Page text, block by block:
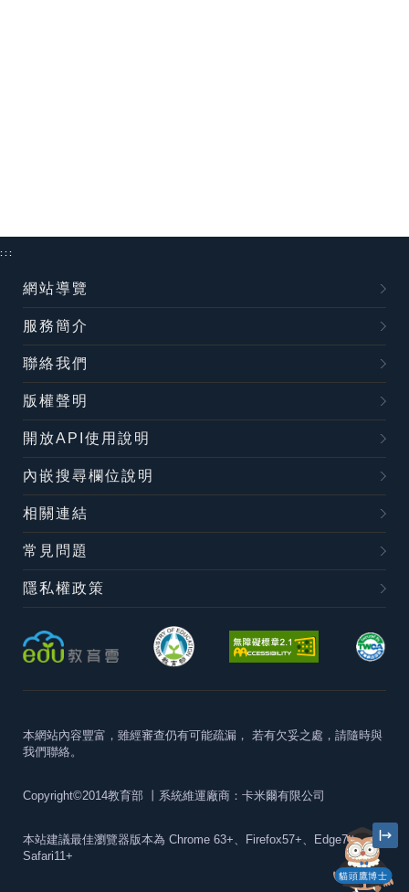
貓頭鷹博士
:::
網站導覽
服務簡介
聯絡我們
版權聲明
開放API使用說明
內嵌搜尋欄位說明
相關連結
常見問題
隱私權政策
本網站內容豐富，雖經審查仍有可能疏漏， 若有欠妥之處，請隨時與
我們聯絡。
Copyright©2014教育部 丨系統維運廠商：卡米爾有限公司
本站建議最佳瀏覽器版本為 Chrome 63+、Firefox57+、Edge79+及
Safari11+